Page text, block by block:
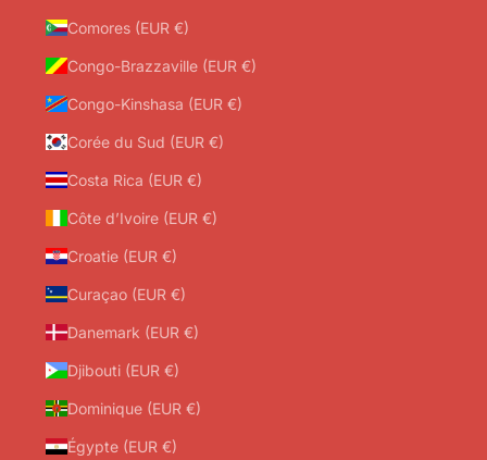
Comores (EUR €)
Congo-Brazzaville (EUR €)
Congo-Kinshasa (EUR €)
Corée du Sud (EUR €)
Costa Rica (EUR €)
Côte d’Ivoire (EUR €)
Croatie (EUR €)
Curaçao (EUR €)
Danemark (EUR €)
Djibouti (EUR €)
Dominique (EUR €)
Égypte (EUR €)